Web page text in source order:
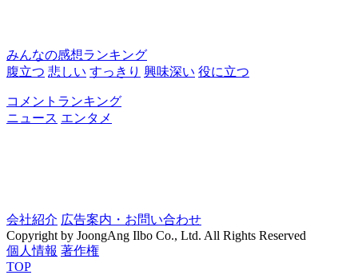
みんなの感想ランキング
腹立つ 悲しい すっきり 興味深い 役に立つ
コメントランキング
ニュース エンタメ
会社紹介 広告案内・お問い合わせ
Copyright by JoongAng Ilbo Co., Ltd. All Rights Reserved
個人情報 著作権
TOP